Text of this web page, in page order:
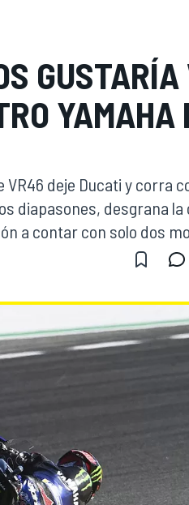
GUSTARÍA
YAMAHA
VR46 deje Ducati y corra
diapasones, desgrana
a contar con solo dos